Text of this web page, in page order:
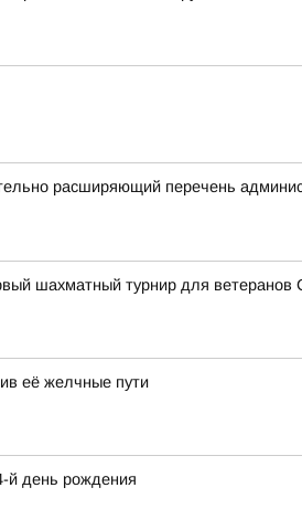
расширяющий перечень
шахматный турнир для ветеранов
её желчные пути
й день рождения